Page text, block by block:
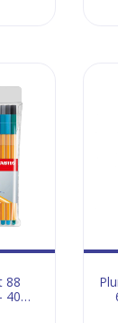
88
40